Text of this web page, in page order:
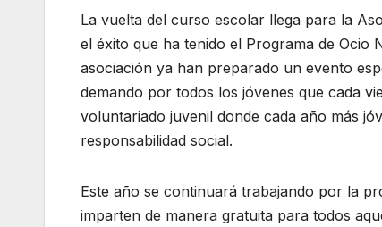
La vuelta del curso escolar llega para la
el éxito que ha tenido el Programa de Ocio
asociación ya han preparado un evento
demando por todos los jóvenes que cada
voluntariado juvenil donde cada año más
responsabilidad social.
Este año se continuará trabajando por la
imparten de manera gratuita para todos